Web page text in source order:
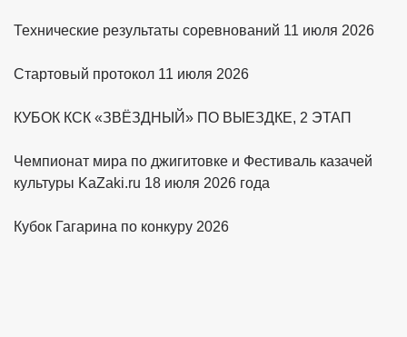
Технические результаты соревнований 11 июля 2026
Стартовый протокол 11 июля 2026
КУБОК КСК «ЗВЁЗДНЫЙ» ПО ВЫЕЗДКЕ, 2 ЭТАП
Чемпионат мира по джигитовке и Фестиваль казачей
культуры KaZaki.ru 18 июля 2026 года
Кубок Гагарина по конкуру 2026